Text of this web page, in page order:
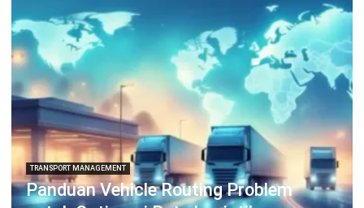
TRANSPORT MANAGEMENT
Driver Scoring: Tingkatkan Kinerja
Armada & Efisiensi Biaya
Jonathan Kurniawan - 10/02/2026